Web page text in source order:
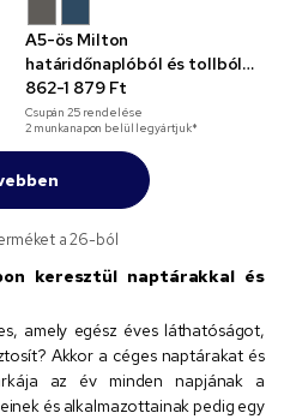
A5-ös Milton
határidőnaplóból és tollból
álló készlet
862-1 879 Ft
Csupán25rendelése
2 munkanapon belül legyártjuk*
a 26-ból
keresztül naptárakkal és
amely egész éves láthatóságot,
Akkor a céges naptárakat és
az év minden napjának a
és alkalmazottainak pedig egy